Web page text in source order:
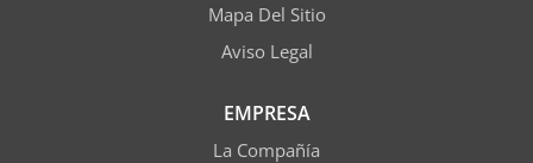
Mapa Del Sitio
Aviso Legal
EMPRESA
La Compañía